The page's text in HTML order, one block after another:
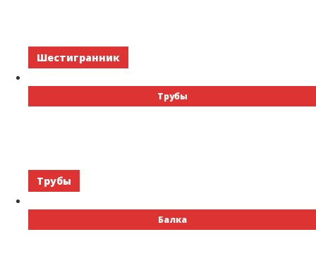
Шестигранник
Трубы
Трубы
Балка